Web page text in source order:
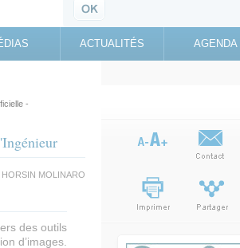
Retrouvez toute l'information sur le site
ACTUALITÉS AGENDA
-
HORSIN MOLINARO
des outils
d’images.